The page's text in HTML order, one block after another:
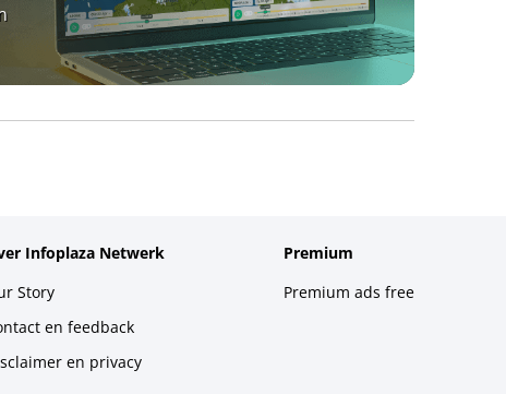
Infoplaza Netwerk
Story
en feedback
en privacy
Premium
Premium ads free